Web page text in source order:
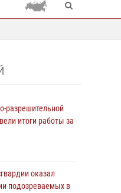
разрешительной
итоги работы за
оказал
подозреваемых в